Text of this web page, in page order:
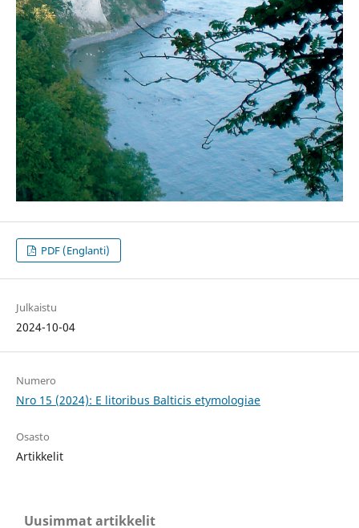
PDF (Englanti)
Julkaistu
2024-10-04
Numero
Nro 15 (2024): E litoribus Balticis etymologiae
Osasto
Artikkelit
Uusimmat artikkelit